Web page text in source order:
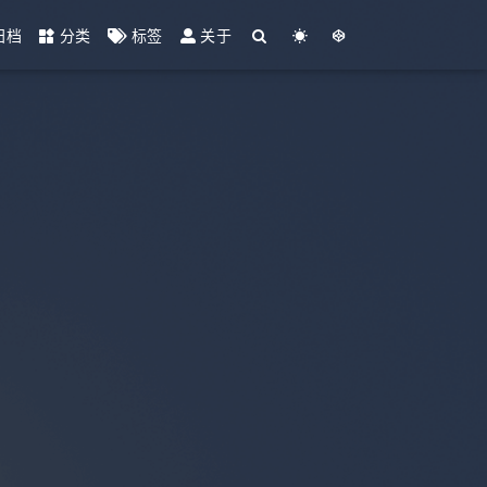
档 分类 标签 关于